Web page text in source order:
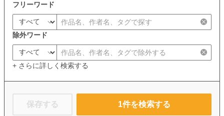
フリーワード
除外ワード
+ さらに詳しく検索する
保存する 1件を検索する